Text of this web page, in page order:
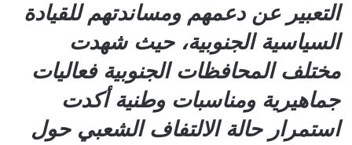
التعبير عن دعمهم ومساندتهم للقيادة
السياسية الجنوبية، حيث شهدت
مختلف المحافظات الجنوبية فعاليات
جماهيرية ومناسبات وطنية أكدت
استمرار حالة الالتفاف الشعبي حول